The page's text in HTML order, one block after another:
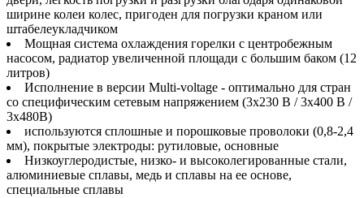
ширине колеи колес, пригоден для погрузки краном или
штабелеукладчиком
Мощная система охлаждения горелки с центробежным
насосом, радиатор увеличенной площади c большим баком (12
литров)
Исполнение в версии Multi-voltage - оптимально для стран
со специфическим сетевым напряжением (3x230 В / 3x400 В /
3x480В)
используются сплошные и порошковые проволоки (0,8-2,4
мм), покрытые электроды: рутиловые, основные
Низкоуглеродистые, низко- и высоколегированные стали,
алюминиевые сплавы, медь и сплавы на ее основе,
специальные сплавы